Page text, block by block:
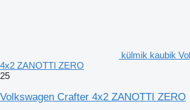
külmik kaubik
4x2 ZANOTTI ZERO
25
Volkswagen Crafter 4x2 ZANOTTI ZERO